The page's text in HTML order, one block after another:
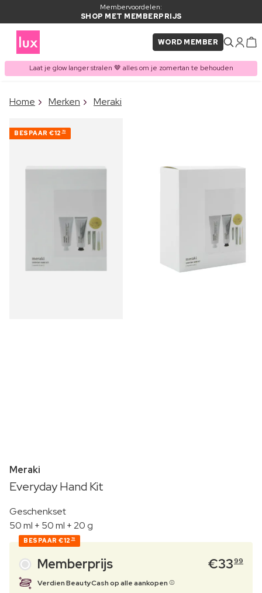
Membervoordelen:
SHOP MET MEMBERPRIJS
WORD MEMBER
Laat je glow langer stralen 🤎 alles om je zomertan te behouden
ITEM TOEGEVOEGD AAN
Home Merken Meraki
BESPAAR €12 70
Meraki
Everyday Hand Kit
Geschenkset
50 ml + 50 ml + 20 g
BESPAAR €12 70
Memberprijs €3399
Verdien BeautyCash op alle aankopen